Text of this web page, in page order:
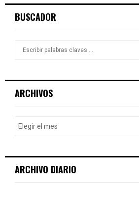
BUSCADOR
h
ARCHIVOS
ARCHIVO DIARIO